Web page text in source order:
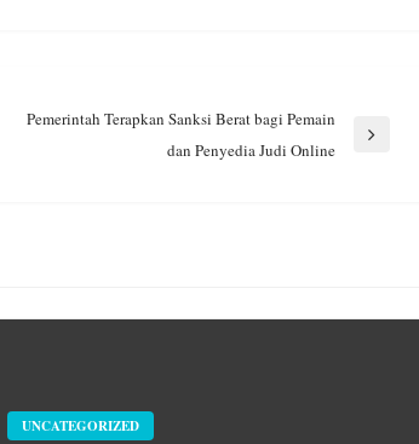
Pemerintah Terapkan Sanksi Berat bagi Pemain
dan Penyedia Judi Online
UNCATEGORIZED